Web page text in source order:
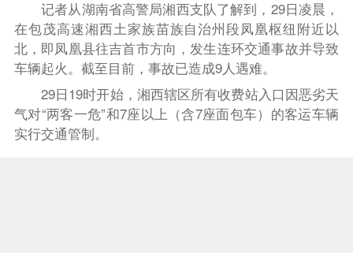
记者从湖南省高警局湘西支队了解到，29日凌晨，
在包茂高速湘西土家族苗族自治州段凤凰枢纽附近以
北，即凤凰县往吉首市方向，发生连环交通事故并导致
车辆起火。截至目前，事故已造成9人遇难。
29日19时开始，湘西辖区所有收费站入口因恶劣天
气对“两客一危”和7座以上（含7座面包车）的客运车辆
实行交通管制。